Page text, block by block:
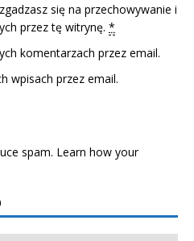
się na przechowywanie i
przez tę witrynę. *
komentarzach przez email.
wpisach przez email.
spam. Learn how your